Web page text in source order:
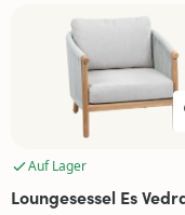
Auf Lager
Loungesessel Es